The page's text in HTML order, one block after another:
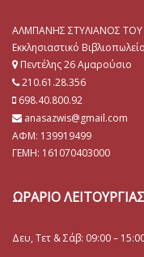
ΑΛΜΠΑΝΗΣ ΣΤΥΛΙΑΝΟΣ ΤΟΥ
Εκκλησιαστικό
Πεντέλης 26 Αμαρούσιο
210.61.28.356
698.40.800.92
anasazwis@gmail.com
ΑΦΜ: 139919499
ΓΕΜΗ: 161070403000
ΩΡΑΡΙΟ ΛΕΙΤΟΥΡΓΙΑΣ
Δευ, Τετ & Σάβ: 09:00 –